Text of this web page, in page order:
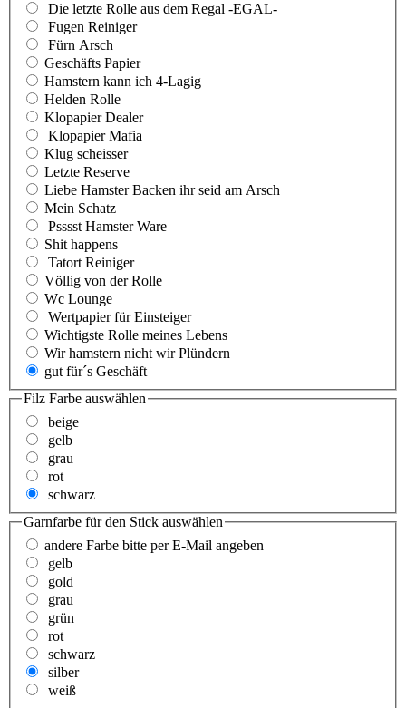
Die letzte Rolle aus dem Regal -EGAL-
Fugen Reiniger
Fürn Arsch
Geschäfts Papier
Hamstern kann ich 4-Lagig
Helden Rolle
Klopapier Dealer
Klopapier Mafia
Klug scheisser
Letzte Reserve
Liebe Hamster Backen ihr seid am Arsch
Mein Schatz
Psssst Hamster Ware
Shit happens
Tatort Reiniger
Völlig von der Rolle
Wc Lounge
Wertpapier für Einsteiger
Wichtigste Rolle meines Lebens
Wir hamstern nicht wir Plündern
gut für´s Geschäft
Filz Farbe auswählen
beige
gelb
grau
rot
schwarz
Garnfarbe für den Stick auswählen
andere Farbe bitte per E-Mail angeben
gelb
gold
grau
grün
rot
schwarz
silber
weiß